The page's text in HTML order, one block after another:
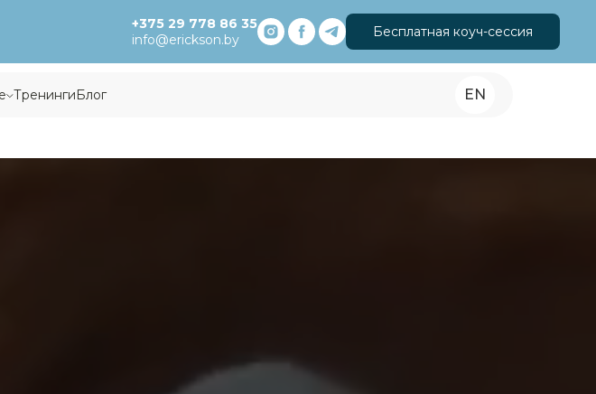
+375 29 778 86 35
info@erickson.by
Бесплатная коуч-сессия
ТренингиБлог EN